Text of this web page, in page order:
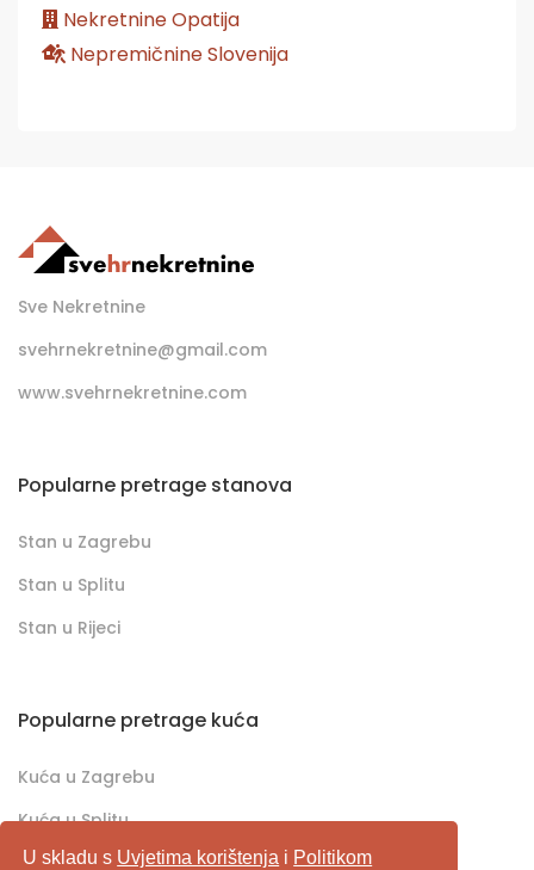
U skladu s Uvjetima korištenja i Politikom
Nekretnine Opatija
Nepremičnine Slovenija
Sve Nekretnine
svehrnekretnine@gmail.com
www.svehrnekretnine.com
Popularne pretrage stanova
Stan u Zagrebu
Stan u Splitu
Stan u Rijeci
Popularne pretrage kuća
Kuća u Zagrebu
Kuća u Splitu
Kuća u Rijeci